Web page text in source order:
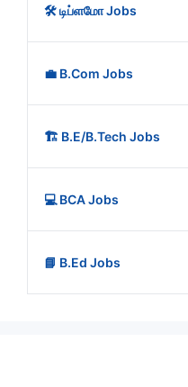
🛠️ டிப்ளமோ Jobs
💼 B.Com Jobs
🏗️ B.E/B.Tech Jobs
💻 BCA Jobs
📘 B.Ed Jobs